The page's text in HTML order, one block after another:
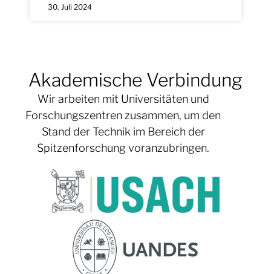
30. Juli 2024
Akademische Verbindung
Wir arbeiten mit Universitäten und
Forschungszentren zusammen, um den
Stand der Technik im Bereich der
Spitzenforschung voranzubringen.